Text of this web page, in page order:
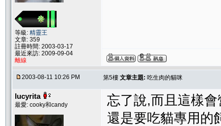
等級: 精靈王
文章: 359
註冊時間: 2003-03-17
最近來訪: 2009-09-04
離線
2003-08-11 10:26 PM 第5樓 文章主題: 吃生肉的貓咪
lucyrita
最愛: cooky和candy
忘了說,而且這樣
還是要吃貓專用的